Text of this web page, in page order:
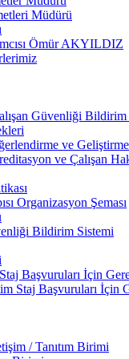
Müdürü
Ömür AKYILDIZ
Güvenliği Bildirim
ve Geliştirme
ve Çalışan
Organizasyon Şeması
Bildirim Sistemi
Başvuruları İçin
Staj Başvuruları İçin
/ Tanıtım Birimi